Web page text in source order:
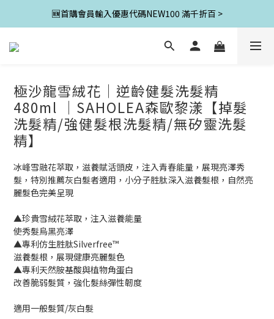
🆕首購會員輸入優惠代碼NEW100 滿千折百 >
極沙龍雪絨花│逆齡健髮洗髮精
480ml │SAHOLEA森歐黎漾【掉髮
洗髮精/強健髮根洗髮精/無矽靈洗髮
精】
冰峰雪融花萃取，滋養賦活頭皮，注入青春能量，展現亮澤秀
髮，特別推薦灰白髮者適用，小分子胜肽深入滋養髮根，自然亮
麗髮色完美呈現
▲珍貴雪絨花萃取，注入滋養能量
使秀髮烏黑亮澤
▲專利仿生胜肽Silverfree™
滋養髮根，展現健康亮麗髮色
▲專利天然胺基酸與植物角蛋白
改善脆弱髮質，強化髮絲彈性韌度
適用一般髮質/灰白髮